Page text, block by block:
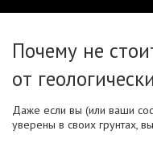
Почему не
от
Даже если вы (или ваши
уверены в своих грунтах,